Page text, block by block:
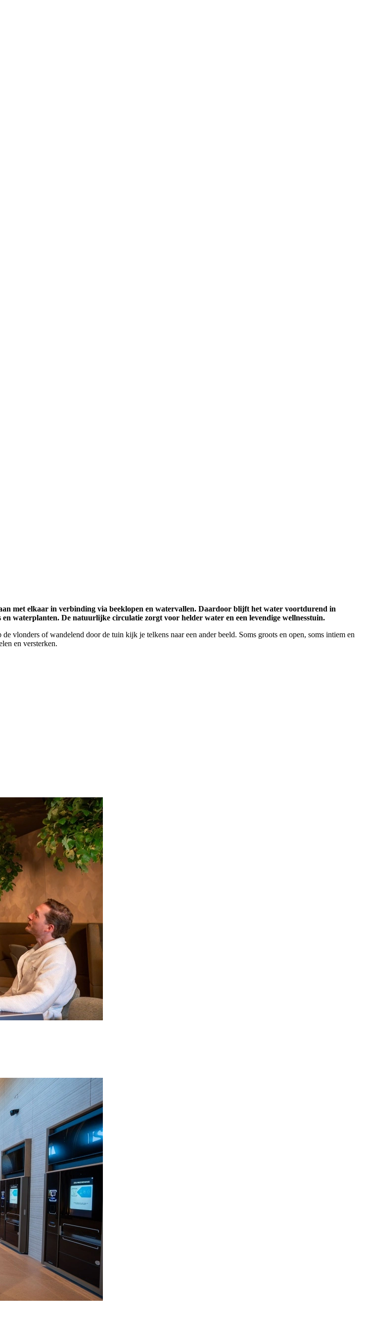
met elkaar in verbinding via beeklopen en watervallen. Daardoor blijft het water voortdurend in
waterplanten. De natuurlijke circulatie zorgt voor helder water en een levendige wellnesstuin.
vlonders of wandelend door de tuin kijk je telkens naar een ander beeld. Soms groots en open, soms intiem en
en versterken.